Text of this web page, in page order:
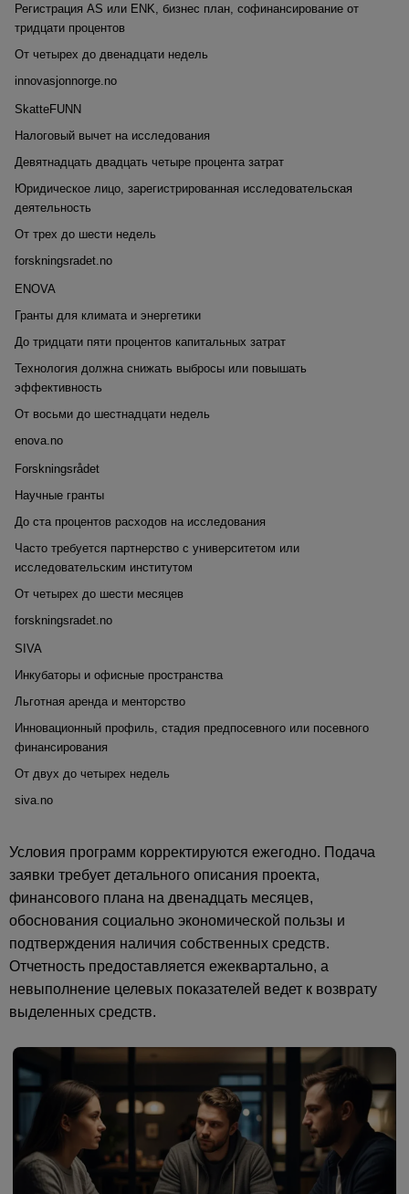
Регистрация AS или ENK, бизнес план, софинансирование от
тридцати процентов
От четырех до двенадцати недель
innovasjonnorge.no
SkatteFUNN
Налоговый вычет на исследования
Девятнадцать двадцать четыре процента затрат
Юридическое лицо, зарегистрированная исследовательская
деятельность
От трех до шести недель
forskningsradet.no
ENOVA
Гранты для климата и энергетики
До тридцати пяти процентов капитальных затрат
Технология должна снижать выбросы или повышать
эффективность
От восьми до шестнадцати недель
enova.no
Forskningsrådet
Научные гранты
До ста процентов расходов на исследования
Часто требуется партнерство с университетом или
исследовательским институтом
От четырех до шести месяцев
forskningsradet.no
SIVA
Инкубаторы и офисные пространства
Льготная аренда и менторство
Инновационный профиль, стадия предпосевного или посевного
финансирования
От двух до четырех недель
siva.no
Условия программ корректируются ежегодно. Подача
заявки требует детального описания проекта,
финансового плана на двенадцать месяцев,
обоснования социально экономической пользы и
подтверждения наличия собственных средств.
Отчетность предоставляется ежеквартально, а
невыполнение целевых показателей ведет к возврату
выделенных средств.